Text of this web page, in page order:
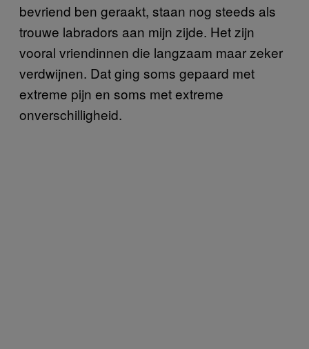
bevriend ben geraakt, staan nog steeds als
trouwe labradors aan mijn zijde. Het zijn
vooral vriendinnen die langzaam maar zeker
verdwijnen. Dat ging soms gepaard met
extreme pijn en soms met extreme
onverschilligheid.